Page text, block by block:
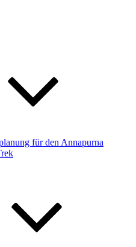
für den Annapurna